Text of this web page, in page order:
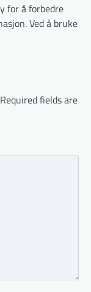
for å forbedre
Ved å bruke
Required fields are